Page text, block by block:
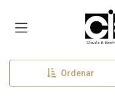
Ordenar